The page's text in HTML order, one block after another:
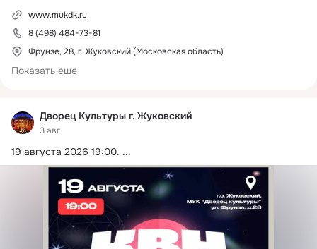
Дворец Культуры г. Жуковский
3 авг
19 августа 2026 19:00. ...
А именно: концерты, праздничные мероприятия, кинопоказы,
конечно же, коллективы и кружковые объединения, словом,
- море позитива и отличного настроения!
А самое главное - рядом с домом
ДК работает ежедневно с 9:00 до 22:00
Касса ДК: 8 (498) 48-4-73-81
Сайт www.mukdk.ru
P.S. Модератор сообщества имеет право удалить сообщения
подписчиков (и даже заблокировать), пытающихся завязать
конфликт, распространяющих ложную, рекламную и другую
информацию, оскорбляющую участников.
www.mukdk.ru
8 (498) 484-73-81
Фрунзе, 28, г. Жуковский (Московская область)
Показать еще